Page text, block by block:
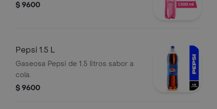
$ 9600
Pepsi 1.5 L
Gaseosa Pepsi de 1.5 litros sabor a
cola.
$ 9600